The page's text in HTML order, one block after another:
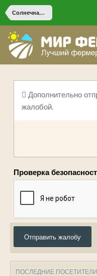
Солнечная энергия
Дополнительно
жалобой.
Проверка
Отправить жалобу
ПОСЛЕДНИЕ